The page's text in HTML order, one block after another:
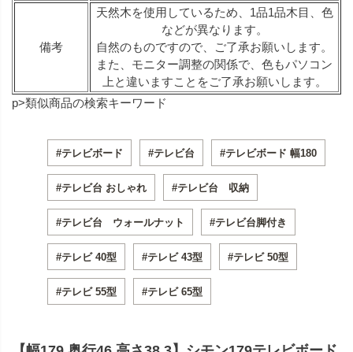
備考
天然木を使用しているため、1品1品木目、色
などが異なります。
自然のものですので、ご了承お願いします。
また、モニター調整の関係で、色もパソコン
上と違いますことをご了承お願いします。
p>類似商品の検索キーワード
#テレビボード #テレビ台 #テレビボード 幅180
#テレビ台 おしゃれ #テレビ台 収納
#テレビ台 ウォールナット #テレビ台脚付き
#テレビ 40型 #テレビ 43型 #テレビ 50型
#テレビ 55型 #テレビ 65型